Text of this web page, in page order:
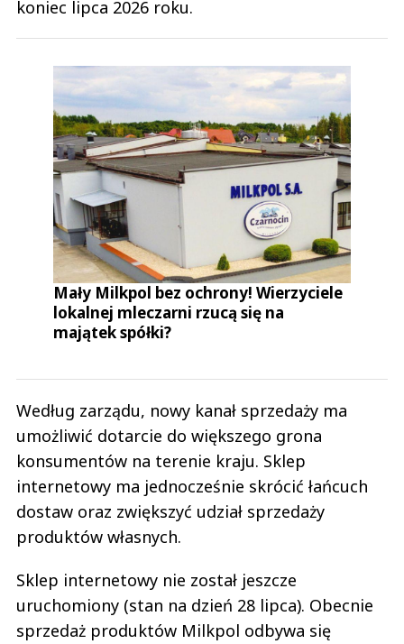
koniec lipca 2026 roku.
Mały Milkpol bez ochrony! Wierzyciele
lokalnej mleczarni rzucą się na
majątek spółki?
Według zarządu, nowy kanał sprzedaży ma
umożliwić dotarcie do większego grona
konsumentów na terenie kraju. Sklep
internetowy ma jednocześnie skrócić łańcuch
dostaw oraz zwiększyć udział sprzedaży
produktów własnych.
Sklep internetowy nie został jeszcze
uruchomiony (stan na dzień 28 lipca). Obecnie
sprzedaż produktów Milkpol odbywa się